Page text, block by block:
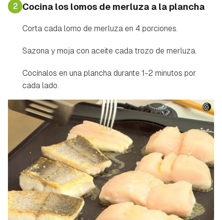
2 Cocina los lomos de merluza a la plancha
Corta cada lomo de merluza en 4 porciones.
Sazona y moja con aceite cada trozo de merluza.
Cocínalos en una plancha durante 1-2 minutos por
cada lado.